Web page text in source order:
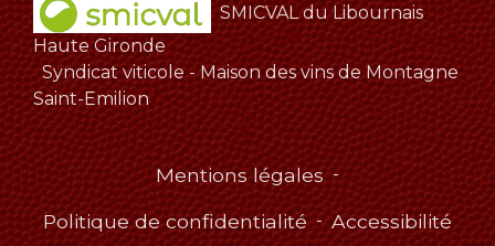
SMICVAL du Libournais
Haute Gironde
Syndicat viticole - Maison des vins de Montagne
Saint-Emilion
Mentions légales -
Politique de confidentialité - Accessibilité